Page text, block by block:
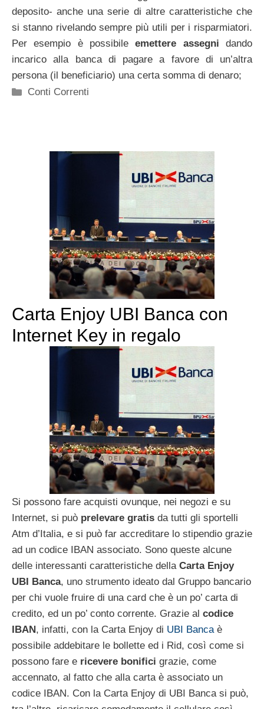
deposito- anche una serie di altre caratteristiche che
si stanno rivelando sempre più utili per i risparmiatori.
Per esempio è possibileemettere assegni dando
incarico alla banca di pagare a favore di un’altra
persona (il beneficiario) una certa somma di denaro;
Categorie
Conti Correnti
Carta Enjoy UBI Banca con
Internet Key in regalo
Si possono fare acquisti ovunque, nei negozi e su
Internet, si può prelevare gratis da tutti gli sportelli
Atm d’Italia, e si può far accreditare lo stipendio grazie
ad un codice IBAN associato. Sono queste alcune
delle interessanti caratteristiche della Carta Enjoy
UBI Banca, uno strumento ideato dal Gruppo bancario
per chi vuole fruire di una card che è un po’ carta di
credito, ed un po’ conto corrente. Grazie al codice
IBAN , infatti, con la Carta Enjoy di UBI Bancaè
possibile addebitare le bollette ed i Rid, così come si
possono fare e ricevere bonifici grazie, come
accennato, al fatto che alla carta è associato un
codice IBAN. Con la Carta Enjoy di UBI Banca si può,